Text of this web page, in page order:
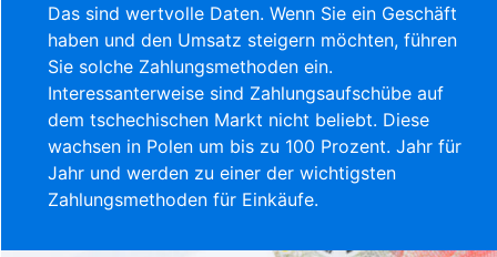
Das sind wertvolle Daten. Wenn Sie ein Geschäft
haben und den Umsatz steigern möchten, führen
Sie solche Zahlungsmethoden ein.
Interessanterweise sind Zahlungsaufschübe auf
dem tschechischen Markt nicht beliebt. Diese
wachsen in Polen um bis zu 100 Prozent. Jahr für
Jahr und werden zu einer der wichtigsten
Zahlungsmethoden für Einkäufe.